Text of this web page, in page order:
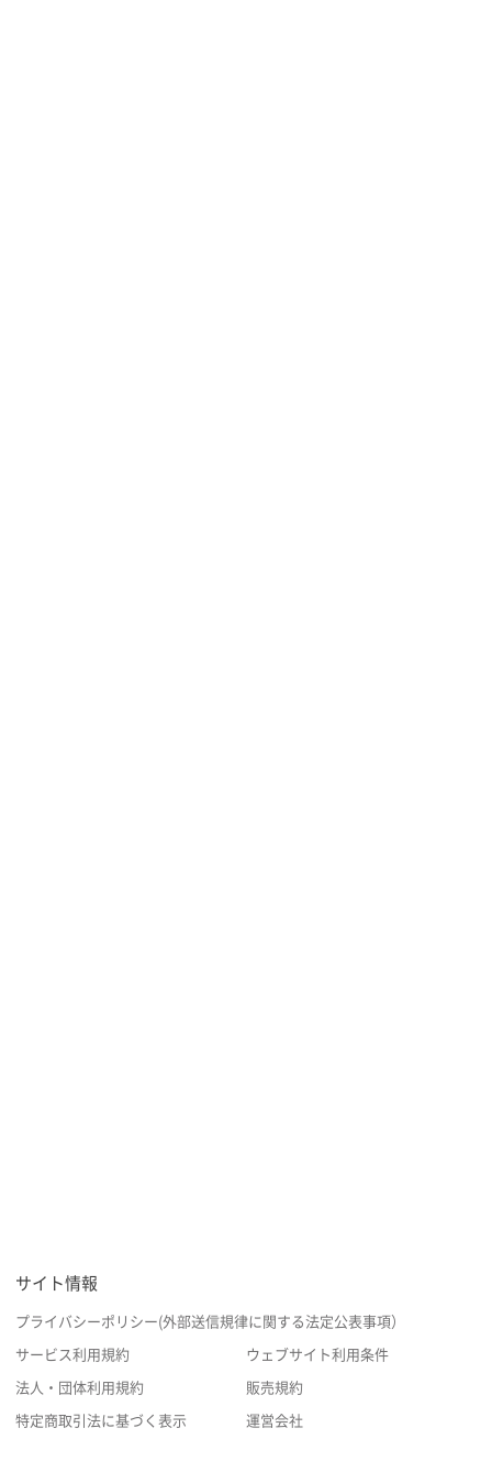
サイト情報
プライバシーポリシー(外部送信規律に関する法定公表事項）
サービス利用規約 ウェブサイト利用条件
法人・団体利用規約 販売規約
特定商取引法に基づく表示 運営会社